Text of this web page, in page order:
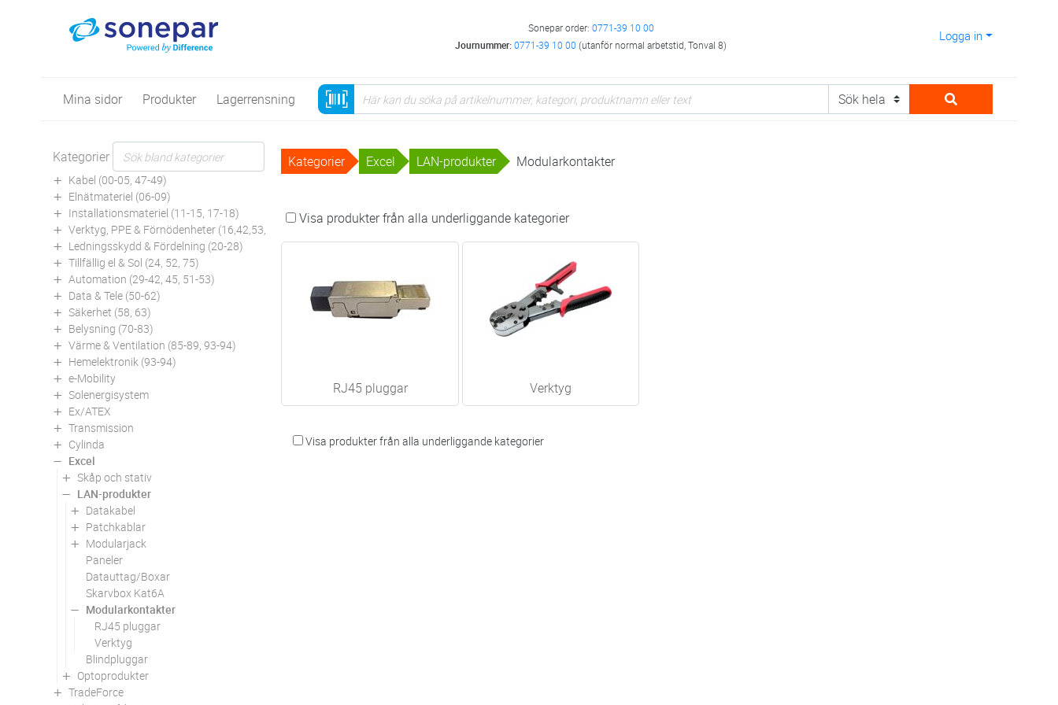
Sonepar order: 0771-39 10 00
Journummer:0771-39 10 00 (utanför normal arbetstid, Tonval 8)
Logga in
Mina sidor Produkter Lagerrensning
Kategorier
Kabel (00-05, 47-49)
Elnätmateriel (06-09)
Installationsmateriel (11-15, 17-18)
Verktyg, PPE & Förnödenheter (16,42,53,94)
Ledningsskydd & Fördelning (20-28)
Tillfällig el & Sol (24, 52, 75)
Automation (29-42, 45, 51-53)
Data & Tele (50-62)
Säkerhet (58, 63)
Belysning (70-83)
Värme & Ventilation (85-89, 93-94)
Hemelektronik (93-94)
e-Mobility
Solenergisystem
Ex/ATEX
Transmission
Cylinda
Excel
Skåp och stativ
LAN-produkter
Datakabel
Patchkablar
Modularjack
Paneler
Datauttag/Boxar
Skarvbox Kat6A
Modularkontakter
RJ45 pluggar
Verktyg
Blindpluggar
Optoprodukter
TradeForce
Kategorier Excel LAN-produkter Modularkontakter
Visa produkter från alla underliggande kategorier
RJ45 pluggar Verktyg
Visa produkter från alla underliggande kategorier